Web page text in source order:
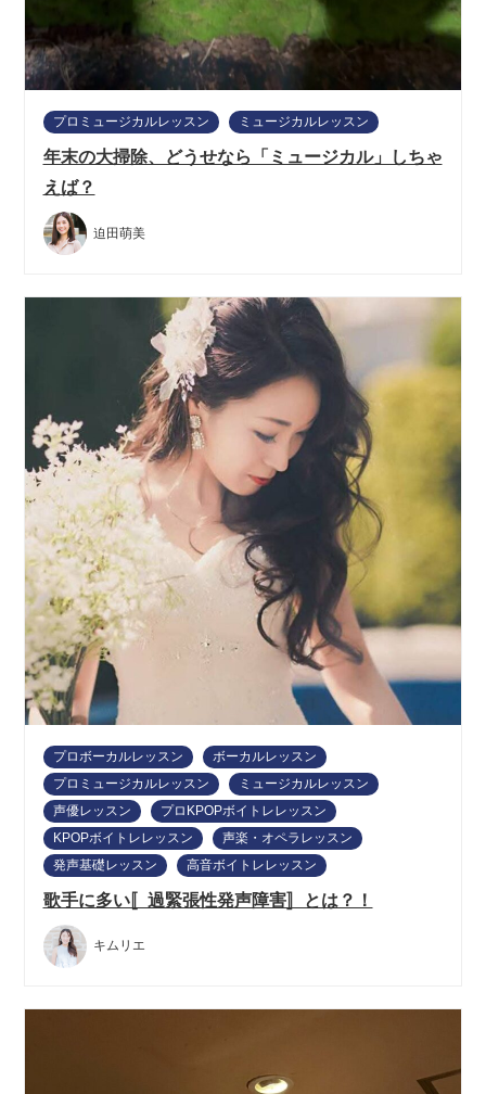
プロミュージカルレッスン ミュージカルレッスン
年末の大掃除、どうせなら「ミュージカル」しちゃ
えば？
迫田萌美
プロボーカルレッスン
ボーカルレッスン
プロミュージカルレッスン
ミュージカルレッスン
声優レッスン
プロKPOPボイトレレッスン
KPOPボイトレレッスン
声楽・オペラレッスン
発声基礎レッスン
高音ボイトレレッスン
歌手に多い〚過緊張性発声障害〛とは？！
キムリエ